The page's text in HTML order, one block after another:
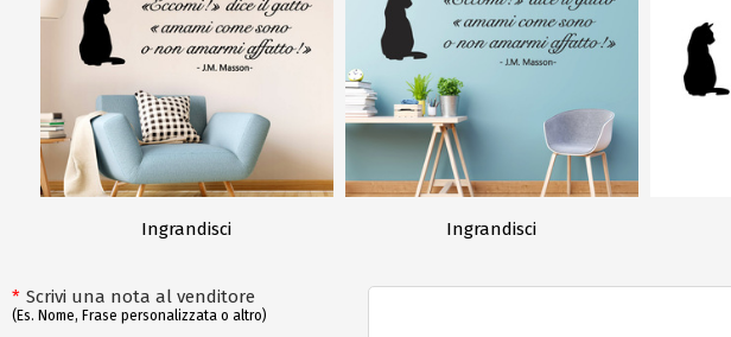
Ingrandisci Ingrandisci
* Scrivi una nota al venditore
(Es. Nome, Frase personalizzata o altro)